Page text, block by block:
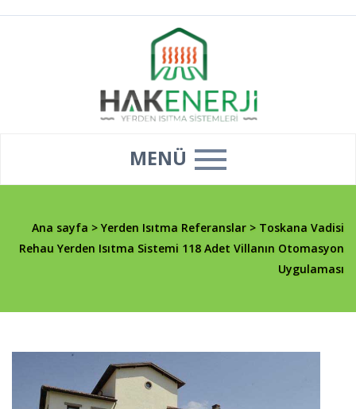
MENÜ
Ana sayfa > Yerden Isıtma Referanslar > Toskana Vadisi
Rehau Yerden Isıtma Sistemi 118 Adet Villanın Otomasyon
Uygulaması